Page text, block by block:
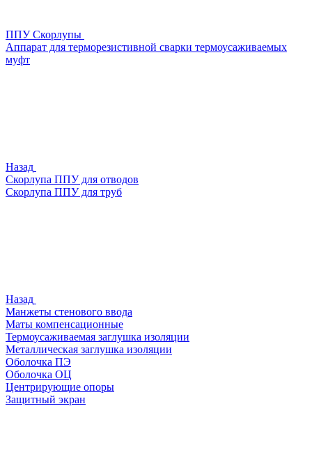
ППУ Скорлупы
Аппарат для терморезистивной сварки термоусаживаемых
муфт
Назад
Скорлупа ППУ для отводов
Скорлупа ППУ для труб
Назад
Манжеты стенового ввода
Маты компенсационные
Термоусаживаемая заглушка изоляции
Металлическая заглушка изоляции
Оболочка ПЭ
Оболочка ОЦ
Центрирующие опоры
Защитный экран